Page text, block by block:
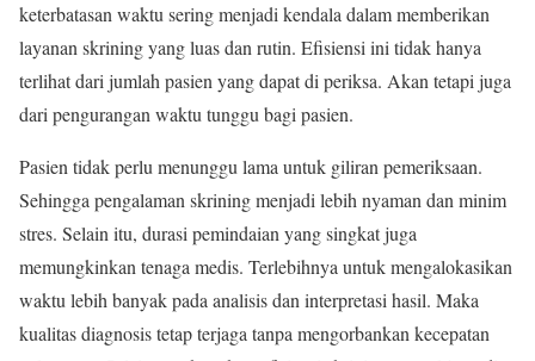
keterbatasan waktu sering menjadi kendala dalam memberikan
layanan skrining yang luas dan rutin. Efisiensi ini tidak hanya
terlihat dari jumlah pasien yang dapat di periksa. Akan tetapi juga
dari pengurangan waktu tunggu bagi pasien.
Pasien tidak perlu menunggu lama untuk giliran pemeriksaan.
Sehingga pengalaman skrining menjadi lebih nyaman dan minim
stres. Selain itu, durasi pemindaian yang singkat juga
memungkinkan tenaga medis. Terlebihnya untuk mengalokasikan
waktu lebih banyak pada analisis dan interpretasi hasil. Maka
kualitas diagnosis tetap terjaga tanpa mengorbankan kecepatan